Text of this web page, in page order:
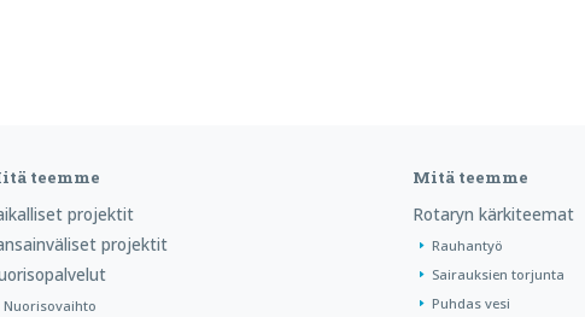
teemme
projektit
projektit
Nuorisovaihto
Mitä teemme
Rotaryn kärkiteemat
Rauhantyö
Sairauksien torjunta
Puhdas vesi